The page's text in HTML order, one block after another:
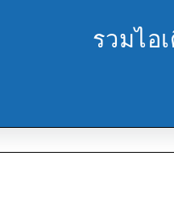
รวมไอ